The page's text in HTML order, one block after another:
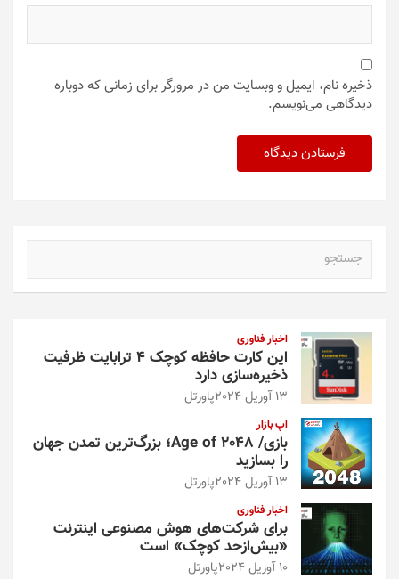
ذخیره نام، ایمیل و وبسایت من در مرورگر برای زمانی که دوباره
دیدگاهی می‌نویسم.
اخبار فناوری
این کارت حافظه کوچک ۴ ترابایت ظرفیت
ذخیره‌سازی دارد
13 آوریل 2024 پاورتل
اپ بازار
بازی/ Age of 2048؛ بزرگ‌ترین تمدن جهان
را بسازید
13 آوریل 2024 پاورتل
اخبار فناوری
برای شرکت‌های هوش مصنوعی اینترنت
«بیش‌از‌حد کوچک» است
10 آوریل 2024 پاورتل